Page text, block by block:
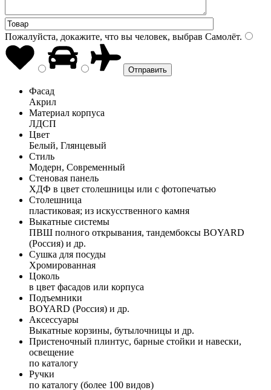
Пожалуйста, докажите, что вы человек, выбрав Самолёт.
Фасад
Акрил
Материал корпуса
ЛДСП
Цвет
Белый, Глянцевый
Стиль
Модерн, Современный
Стеновая панель
ХДФ в цвет столешницы или с фотопечатью
Столешница
пластиковая; из искусственного камня
Выкатные системы
ПВШ полного открывания, тандембоксы BOYARD
(Россия) и др.
Сушка для посуды
Хромированная
Цоколь
в цвет фасадов или корпуса
Подъемники
BOYARD (Россия) и др.
Аксессуары
Выкатные корзины, бутылочницы и др.
Пристеночный плинтус, барные стойки и навески,
освещение
по каталогу
Ручки
по каталогу (более 100 видов)